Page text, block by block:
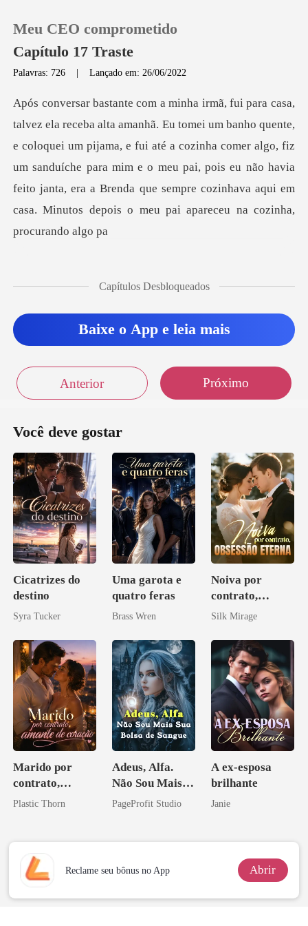
0
Loja
Meu CEO comprometido
Capítulo 17 Traste
Palavras: 726 |Lançado em: 26/06/2022
coloquei um pijama, e fui até a cozinha comer algo, fiz
um sanduíche para mim e o meu pai, pois eu não havia
feito j
Capítulos Desbloqueados
Baixe o App e leia mais
Anterior Próximo
Você deve gostar
Cicatrizes do
destino
Syra Tucker
Uma garota e
quatro feras
Brass Wren
Noiva por
contrato,
obsessão eterna
Silk Mirage
Marido por
contrato,
amante de
Plastic Thorn
Adeus, Alfa.
Não Sou Mais
Sua Bolsa de
PageProfit Studio
A ex-esposa
brilhante
Janie
Reclame seu bônus no App Abrir